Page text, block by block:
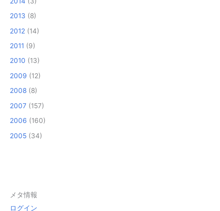
2013 (8)
2012 (14)
2011 (9)
2010 (13)
2009 (12)
2008 (8)
2007 (157)
2006 (160)
2005 (34)
メタ情報
ログイン